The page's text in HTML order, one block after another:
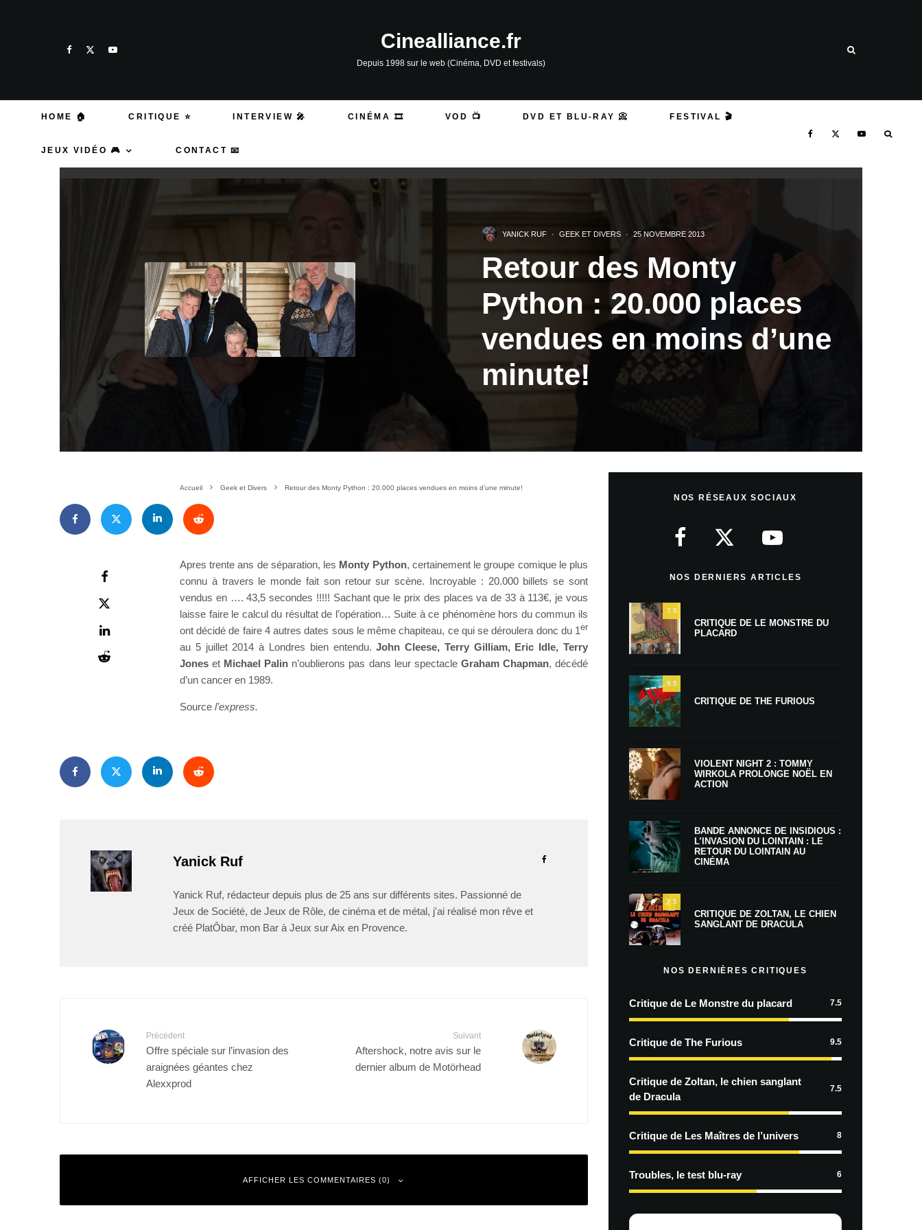
Cinealliance.fr
Depuis 1998 sur le web (Cinéma, DVD et festivals)
HOME 🏠 CRITIQUE ⭐ INTERVIEW 🎤 CINÉMA 🎞️ VOD 📺 DVD ET BLU-RAY 📀 FESTIVAL 🎬
JEUX VIDÉO 🎮 CONTACT 📧
YANICK RUF · GEEK ET DIVERS · 25 NOVEMBRE 2013
Retour des Monty
Python : 20.000 places
vendues en moins d’une
minute!
Accueil Geek et Divers Retour des Monty Python : 20.000 places vendues en moins d’une minute!
Apres trente ans de séparation, les Monty Python, certainement le groupe comique le plus
connu à travers le monde fait son retour sur scène. Incroyable : 20.000 billets se sont
vendus en …. 43,5 secondes !!!!! Sachant que le prix des places va de 33 à 113€, je vous
laisse faire le calcul du résultat de l’opération… Suite à ce phénomène hors du commun ils
ont décidé de faire 4 autres dates sous le même chapiteau, ce qui se déroulera donc du 1er
au 5 juillet 2014 à Londres bien entendu.John Cleese, Terry Gilliam, Eric Idle, Terry
Jones et Michael Palin n’oublierons pas dans leur spectacle Graham Chapman, décédé
d’un cancer en 1989.
Source l’express.
Yanick Ruf
Yanick Ruf, rédacteur depuis plus de 25 ans sur différents sites. Passionné de
Jeux de Société, de Jeux de Rôle, de cinéma et de métal, j'ai réalisé mon rêve et
créé PlatÔbar, mon Bar à Jeux sur Aix en Provence.
Précédent
Offre spéciale sur l’invasion des
araignées géantes chez
Alexxprod
Suivant
Aftershock, notre avis sur le
dernier album de Motörhead
AFFICHER LES COMMENTAIRES (0)
NOS RÉSEAUX SOCIAUX
NOS DERNIERS ARTICLES
7.5
CRITIQUE DE LE MONSTRE DU
PLACARD
9.5
CRITIQUE DE THE FURIOUS
VIOLENT NIGHT 2 : TOMMY
WIRKOLA PROLONGE NOËL EN
ACTION
BANDE ANNONCE DE INSIDIOUS :
L’INVASION DU LOINTAIN : LE
RETOUR DU LOINTAIN AU
CINÉMA
7.5
CRITIQUE DE ZOLTAN, LE CHIEN
SANGLANT DE DRACULA
NOS DERNIÈRES CRITIQUES
Critique de Le Monstre du placard 7.5
Critique de The Furious 9.5
Critique de Zoltan, le chien sanglant
de Dracula
7.5
Critique de Les Maîtres de l’univers 8
Troubles, le test blu-ray 6